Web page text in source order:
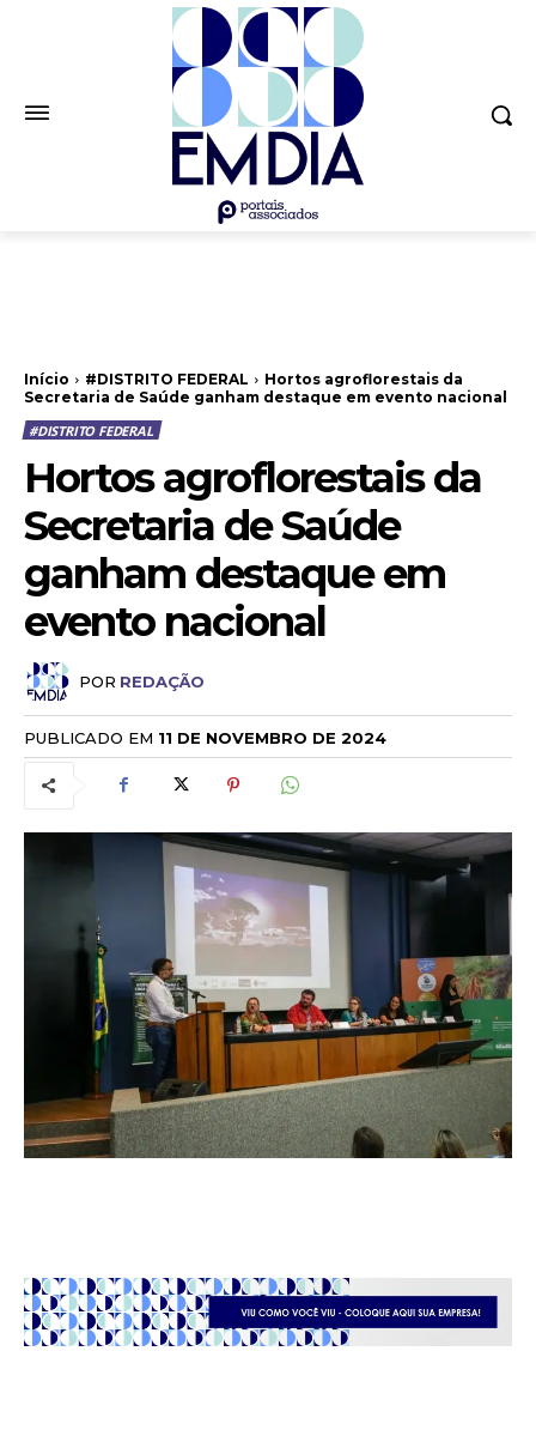
Início #DISTRITO FEDERAL
Hortos agroflorestais da
Secretaria de Saúde ganham destaque em evento nacional
#DISTRITO FEDERAL
Hortos agroflorestais da
Secretaria de Saúde
ganham destaque em
evento nacional
POR REDAÇÃO
PUBLICADO EM 11 DE NOVEMBRO DE 2024